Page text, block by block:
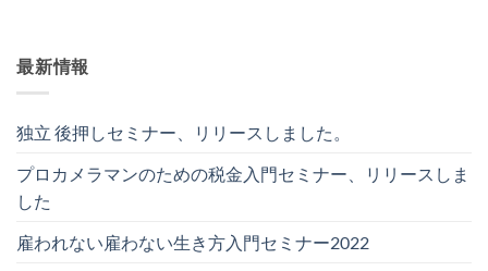
最新情報
独立 後押しセミナー、リリースしました。
プロカメラマンのための税金入門セミナー、リリースしま
した
雇われない雇わない生き方入門セミナー2022